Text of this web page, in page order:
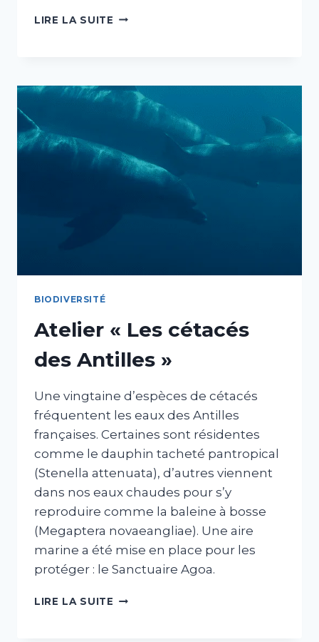
LIRE LA SUITE MALLE
«
LE
RÉCIF
CORALLIEN
ENTRE
NOS
MAINS
BIODIVERSITÉ
Atelier « Les cétacés
des Antilles »
Une vingtaine d’espèces de cétacés
fréquentent les eaux des Antilles
françaises. Certaines sont résidentes
comme le dauphin tacheté pantropical
(Stenella attenuata), d’autres viennent
dans nos eaux chaudes pour s’y
reproduire comme la baleine à bosse
(Megaptera novaeangliae). Une aire
marine a été mise en place pour les
protéger : le Sanctuaire Agoa.
LIRE LA SUITE ATELIER